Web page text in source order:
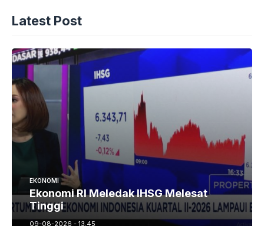
Latest Post
EKONOMI
Ekonomi RI Meledak IHSG Melesat
Tinggi
09-08-2026 - 13.45